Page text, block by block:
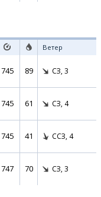
Ветер
745 89 СЗ, 3
745 61 СЗ, 4
745 41 ССЗ, 4
747 70 СЗ, 3